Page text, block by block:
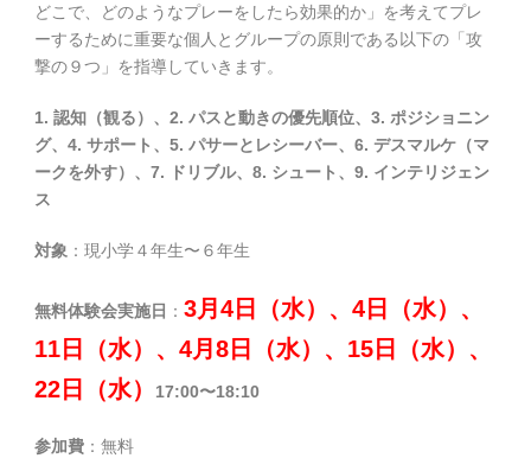
どこで、どのようなプレーをしたら効果的か」を考えてプレ
ーするために重要な個人とグループの原則である以下の「攻
撃の９つ」を指導していきます。
1. 認知（観る）、2. パスと動きの優先順位、3. ポジショニン
グ、4. サポート、5. パサーとレシーバー、6. デスマルケ（マ
ークを外す）、7. ドリブル、8. シュート、9. インテリジェン
ス
対象 ：現小学４年生〜６年生
無料体験会実施日 ： 3月4日（水）、4日（水）、
11日（水）、4月8日（水）、15日（水）、
22日（水）
17:00〜18:10
参加費 ：無料